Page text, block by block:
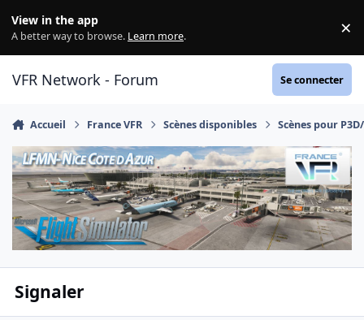
View in the app
A better way to browse. Learn more. ×
VFR Network - Forum Se connecter
Accueil France VFR Scènes disponibles Scènes pour
Signaler